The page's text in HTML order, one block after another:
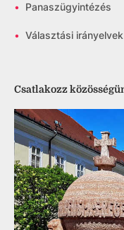
• Panaszügyintézés
• Választási irányelvek
Csatlakozz